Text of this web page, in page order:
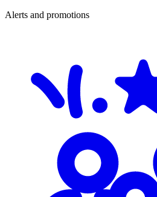
Alerts and promotions